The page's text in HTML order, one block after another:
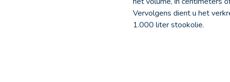
Vervolgens dient u het
1.000 liter stookolie.